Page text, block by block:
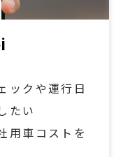
ックや運行日
たい
用車コストを